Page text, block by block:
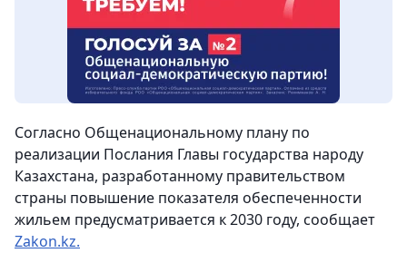
Согласно Общенациональному плану по
реализации Послания Главы государства народу
Казахстана, разработанному правительством
страны повышение показателя обеспеченности
жильем предусматривается к 2030 году, сообщает
Zakon.kz.